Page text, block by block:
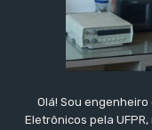
Olá! Sou
Eletrônicos pela